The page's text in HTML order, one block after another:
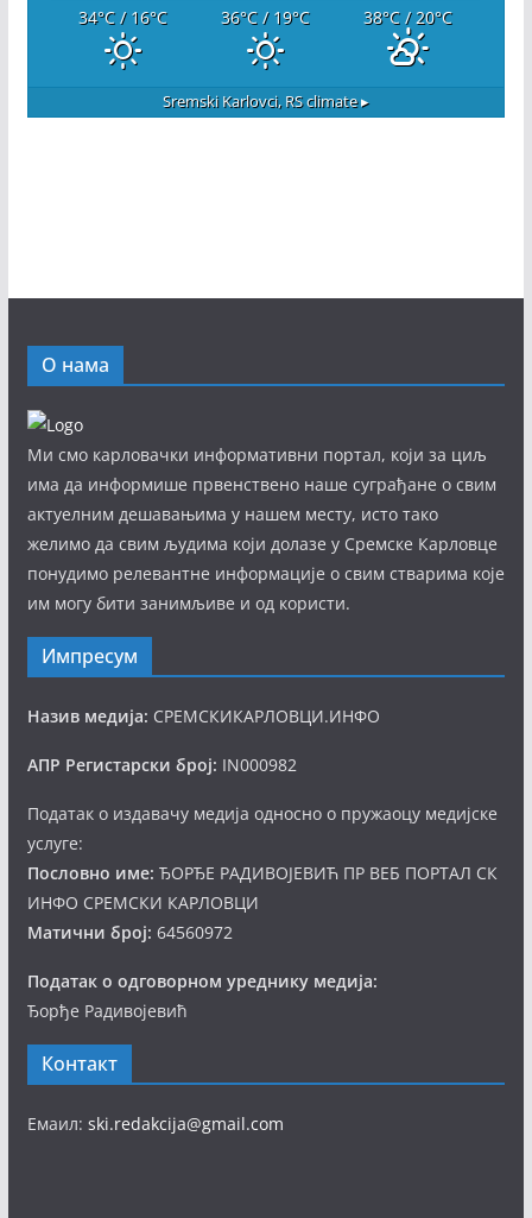
34°C/ 16°C 36°C/ 19°C 38°C/ 20°C
Sremski Karlovci, RSclimate ▸
О нама
Ми смо карловачки информативни портал, који за циљ
има да информише првенствено наше суграђане о свим
актуелним дешавањима у нашем месту, исто тако
желимо да свим људима који долазе у Сремске Карловце
понудимо релевантне информације о свим стварима које
им могу бити занимљиве и од користи.
Импресум
Назив медија: СРЕМСКИКАРЛОВЦИ.ИНФО
АПР Регистарски број: IN000982
Податак о издавачу медија односно о пружаоцу медијске
услуге:
Пословно име: ЂОРЂЕ РАДИВОЈЕВИЋ ПР ВЕБ ПОРТАЛ СК
ИНФО СРЕМСКИ КАРЛОВЦИ
Матични број: 64560972
Податак о одговорном уреднику медија:
Ђорђе Радивојевић
Контакт
Емаил: ski.redakcija@gmail.com